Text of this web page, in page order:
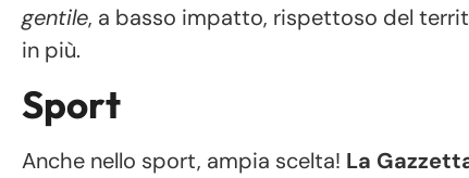
gentile, a basso impatto, rispettoso del
in più.
Sport
Anche nello sport, ampia scelta! La